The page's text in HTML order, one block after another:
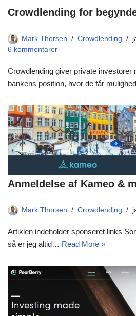
Crowdlending for
Mark Thorsen Crowdlending
6 kommentarer
Crowdlending giver private investorer
bankens position, hvor de får
Anmeldelse af Kameo &
Mark Thorsen Crowdlending
Artiklen indeholder sponseret links
så er jeg altid… Read More »